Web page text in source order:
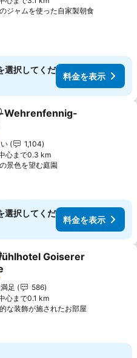
ジャムを使った自家製朝食
選択してくだ
料金を表示
気に入りに追加
Wehrenfennig-
ランク
1,104
心まで0.3 km
景色を望む庭園
選択してくだ
料金を表示
気に入りに追加
Goiserer
ランク
足
586
心まで0.1 km
な装飾が施されたお部屋